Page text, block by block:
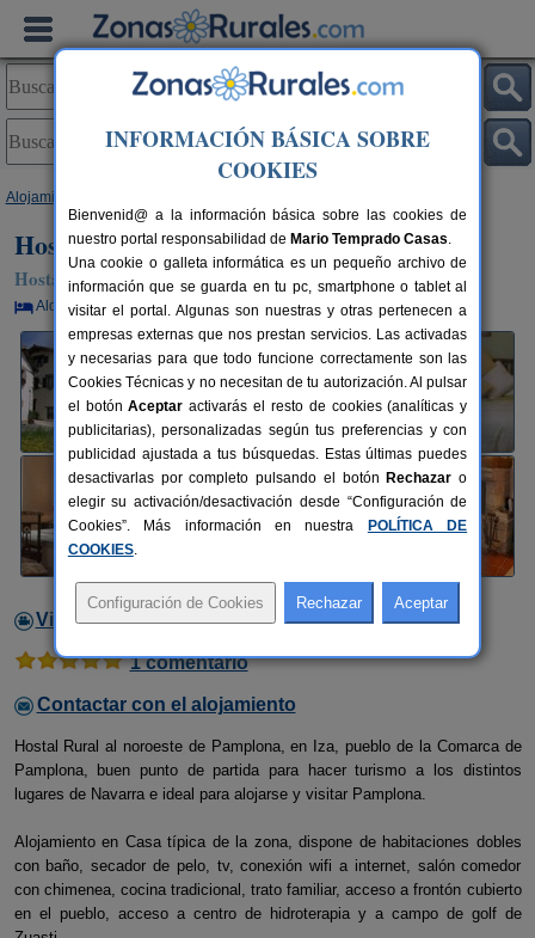
Alojamientos
Hostal Rural Huartearena
Hostal Rural en Iza (Navarra)
Alquiler por habitaciones 10+1 plazas 10 km de Pamplona
Video
1 comentario
Contactar con el alojamiento
Hostal Rural al noroeste de Pamplona, en Iza, pueblo de la Comarca de
Pamplona, buen punto de partida para hacer turismo a los distintos
lugares de Navarra e ideal para alojarse y visitar Pamplona.
Alojamiento en Casa típica de la zona, dispone de habitaciones dobles
con baño, secador de pelo, tv, conexión wifi a internet, salón comedor
con chimenea, cocina tradicional, trato familiar, acceso a frontón cubierto
en el pueblo, acceso a centro de hidroterapia y a campo de golf de
INFORMACIÓN BÁSICA SOBRE
COOKIES
Bienvenid@ a la información básica sobre las cookies de
nuestro portal responsabilidad de Mario Temprado Casas.
Una cookie o galleta informática es un pequeño archivo de
información que se guarda en tu pc, smartphone o tablet al
visitar el portal. Algunas son nuestras y otras pertenecen a
empresas externas que nos prestan servicios. Las activadas
y necesarias para que todo funcione correctamente son las
Cookies Técnicas y no necesitan de tu autorización. Al pulsar
el botónAceptar activarás el resto de cookies (analíticas y
publicitarias), personalizadas según tus preferencias y con
publicidad ajustada a tus búsquedas. Estas últimas puedes
desactivarlas por completo pulsando el botón Rechazar o
elegir su activación/desactivación desde “Configuración de
Cookies”. Más información en nuestra
POLÍTICA DE
COOKIES.